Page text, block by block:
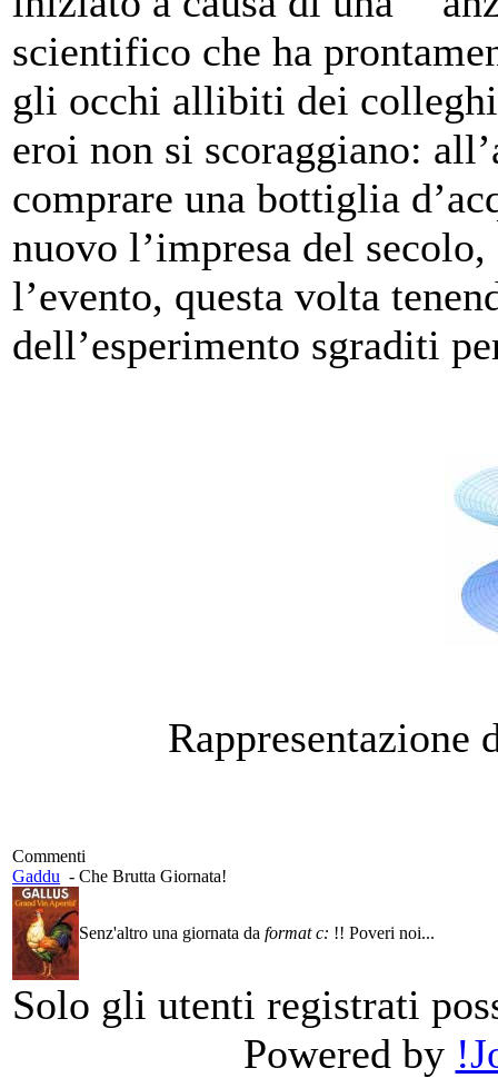
scientifico che ha
gli occhi allibiti dei
eroi non si scoraggiano:
comprare una bottiglia
nuovo l’impresa del
l’evento, questa volta
dell’esperimento sgraditi
Rappresentazione
Commenti
Gaddu - Che Brutta Giornata!
Senz'altro una giornata da format c: !! Poveri noi...
Solo gli utenti registrati
Powered by